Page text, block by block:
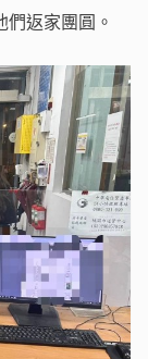
返家團圓。